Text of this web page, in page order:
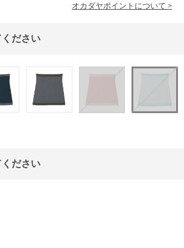
オカダヤポイントについて >
ださい
ださい